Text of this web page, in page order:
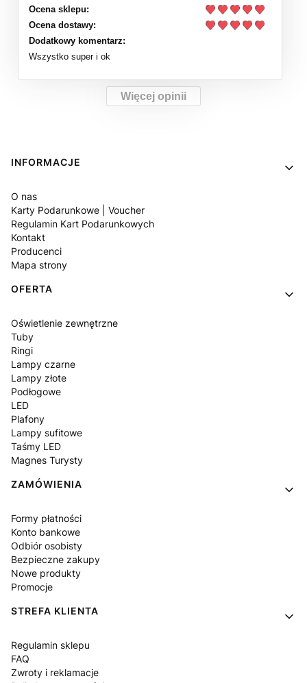
Ocena sklepu:
Ocena dostawy:
Dodatkowy komentarz:
Wszystko super i ok
Więcej opinii
Linki w stopce
INFORMACJE
O nas
Karty Podarunkowe | Voucher
Regulamin Kart Podarunkowych
Kontakt
Producenci
Mapa strony
OFERTA
Oświetlenie zewnętrzne
Tuby
Ringi
Lampy czarne
Lampy złote
Podłogowe
LED
Plafony
Lampy sufitowe
Taśmy LED
Magnes Turysty
ZAMÓWIENIA
Formy płatności
Konto bankowe
Odbiór osobisty
Bezpieczne zakupy
Nowe produkty
Promocje
STREFA KLIENTA
Regulamin sklepu
FAQ
Zwroty i reklamacje